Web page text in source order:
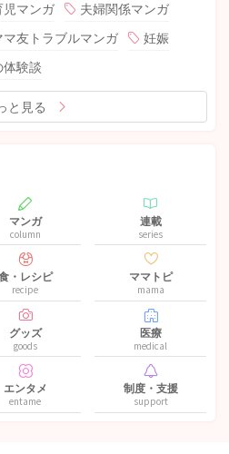
児マンガ
夫婦関係マンガ
マ友トラブルマンガ
妊娠
験談
と見る
マンガ
column
連載
series
・レシピ
recipe
ママトピ
mama
グッズ
goods
医療
medical
エンタメ
entame
制度・支援
support